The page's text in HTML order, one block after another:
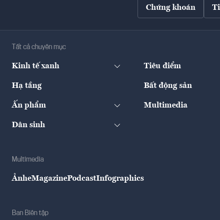
Chứng khoán
Tất cả chuyên mục
Kinh tế xanh Tiêu điểm
Hạ tầng Bất động sản
Ấn phẩm Multimedia
Dân sinh
Multimedia
ẢnheMagazinePodcastInfographics
Ban Biên tập